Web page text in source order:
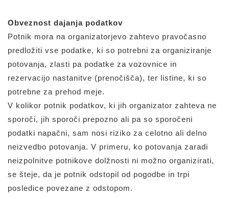
Obveznost dajanja podatkov
Potnik mora na organizatorjevo zahtevo pravočasno
predložiti vse podatke, ki so potrebni za organiziranje
potovanja, zlasti pa podatke za vozovnice in
rezervacijo nastanitve (prenočišča), ter listine, ki so
potrebne za prehod meje.
V kolikor potnik podatkov, ki jih organizator zahteva ne
sporoči, jih sporoči prepozno ali pa so sporočeni
podatki napačni, sam nosi riziko za celotno ali delno
neizvedbo potovanja. V primeru, ko potovanja zaradi
neizpolnitve potnikove dolžnosti ni možno organizirati,
se šteje, da je potnik odstopil od pogodbe in trpi
posledice povezane z odstopom.